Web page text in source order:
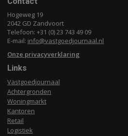
Hogeweg 19
2042 GD Zandvoort
Telefoon: +31 (0) 23 743 49 09
E-mail: info@vastgoedjournaal.nl
Onze privacyverklaring
Links
Vastgoedjournaal
Achtergronden
Woningmarkt
Kantoren
Retail
Logistiek